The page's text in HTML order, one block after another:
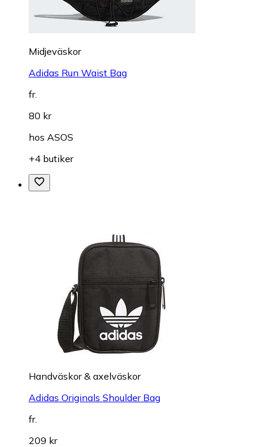
Midjeväskor
Adidas Run Waist Bag
fr.
80 kr
hos ASOS
+4 butiker
Handväskor & axelväskor
Adidas Originals Shoulder Bag
fr.
209 kr